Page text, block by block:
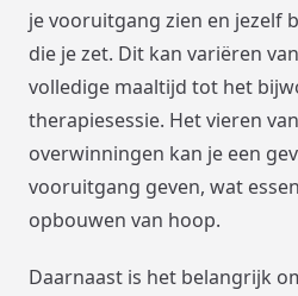
je vooruitgang zien en jezelf
die je zet. Dit kan variëren
volledige maaltijd tot het
therapiesessie. Het vieren
overwinningen kan je een
vooruitgang geven, wat
opbouwen van hoop.
Daarnaast is het belangrijk